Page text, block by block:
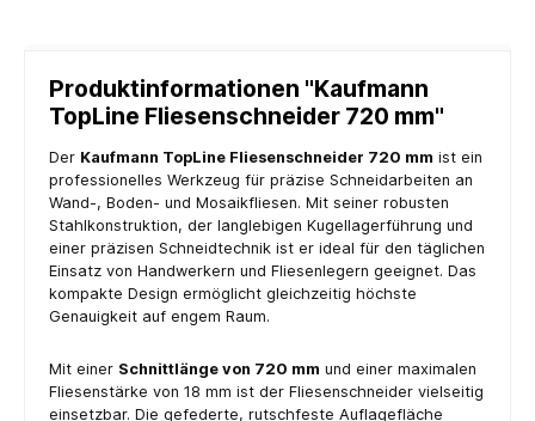
Produktinformationen "Kaufmann
TopLine Fliesenschneider 720 mm"
Der Kaufmann TopLine Fliesenschneider 720 mm ist ein
professionelles Werkzeug für präzise Schneidarbeiten an
Wand-, Boden- und Mosaikfliesen. Mit seiner robusten
Stahlkonstruktion, der langlebigen Kugellagerführung und
einer präzisen Schneidtechnik ist er ideal für den täglichen
Einsatz von Handwerkern und Fliesenlegern geeignet. Das
kompakte Design ermöglicht gleichzeitig höchste
Genauigkeit auf engem Raum.
Mit einer Schnittlänge von 720 mm und einer maximalen
Fliesenstärke von 18 mm ist der Fliesenschneider vielseitig
einsetzbar. Die gefederte, rutschfeste Auflagefläche